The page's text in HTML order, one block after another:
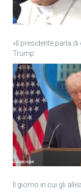
«Il presidente parla
Trump
Il giorno in cui gli